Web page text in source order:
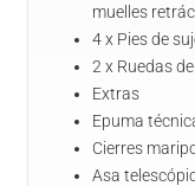
muelles
4 x Pies de
2 x Ruedas de
Extras
Epuma
Cierres
Asa